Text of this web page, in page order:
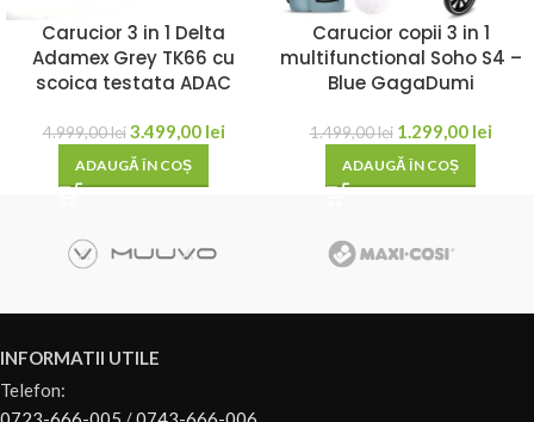
niciodata. Nu se vor dezumfla, nu necesita pompare si ofera in
continuare o aderenta excelenta. Datorita lor, plimbarea pe
suprafete accidentate este la fel de confortabila ca si mersul pe un
Landou spatios cu Airflow 3D
ramane racoros chiar si in zilele calduroase. Baza landoului este
intarita cu spuma EPP pentru a absorbi socurile si a proteja
protectie completa in orice vreme.
Carucior 3 in 1 Delta
Adamex Grey TK66 cu
scoica testata ADAC
4.999,00lei 3.499,00 lei
ADAUGĂ ÎN COȘ
Carucior copii 3 in 1
multifunctional Soho S4 –
Blue GagaDumi
1.499,00lei 1.299,00 lei
ADAUGĂ ÎN COȘ
INFORMATII UTILE
Telefon: